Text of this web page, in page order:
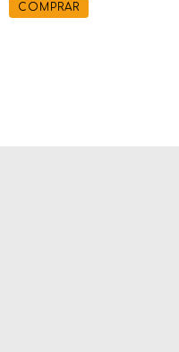
COMPRAR